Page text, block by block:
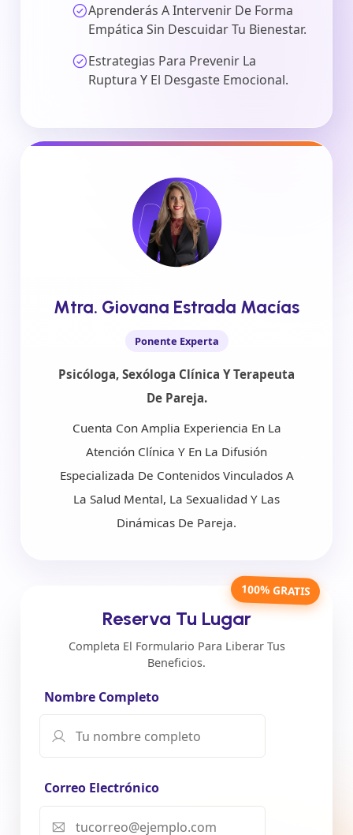
Aprenderás A Intervenir De Forma
Empática Sin Descuidar Tu Bienestar.
Estrategias Para Prevenir La
Ruptura Y El Desgaste Emocional.
Mtra. Giovana Estrada Macías
Ponente Experta
Psicóloga, Sexóloga Clínica Y Terapeuta
De Pareja.
Cuenta Con Amplia Experiencia En La
Atención Clínica Y En La Difusión
Especializada De Contenidos Vinculados A
La Salud Mental, La Sexualidad Y Las
Dinámicas De Pareja.
100% GRATIS
Reserva Tu Lugar
Completa El Formulario Para Liberar Tus
Beneficios.
Nombre Completo
Correo Electrónico